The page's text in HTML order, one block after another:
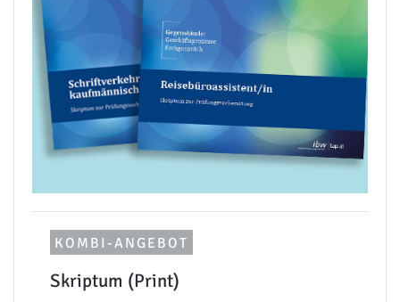
KOMBI-ANGEBOT
Skriptum (Print)